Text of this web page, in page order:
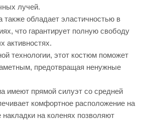
лучей.
также обладает эластичностью в
что гарантирует полную свободу
активностях.
технологии, этот костюм поможет
предотвращая ненужные
имеют прямой силуэт со средней
комфортное расположение на
на коленях позволяют